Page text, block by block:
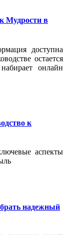
Мудрости в
доступна
остается
онлайн
к
аспекты
надежный